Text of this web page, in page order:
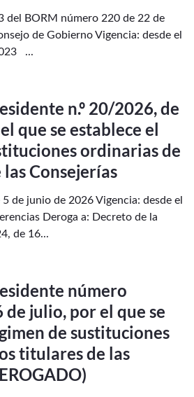
del BORM número 220 de 22 de
de Gobierno Vigencia: desde el
...
n.º 20/2026, de
que se establece el
ordinarias de
Consejerías
de junio de 2026 Vigencia: desde el
Deroga a: Decreto de la
de 16...
número
de julio, por el que se
de sustituciones
titulares de las